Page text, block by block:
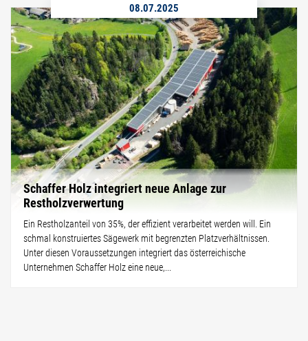
08.07.2025
Schaffer Holz integriert neue Anlage zur
Restholzverwertung
Ein Restholzanteil von 35%, der effizient verarbeitet werden will. Ein
schmal konstruiertes Sägewerk mit begrenzten Platzverhältnissen.
Unter diesen Voraussetzungen integriert das österreichische
Unternehmen Schaffer Holz eine neue,...